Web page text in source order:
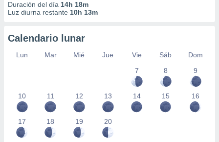
Duración del día 14h 18m
Luz diurna restante 10h 13m
Calendario lunar
Lun Mar Mié Jue Vie Sáb
Dom
7
8 9
10 11 12 13 14 15 16
17 18 19 20